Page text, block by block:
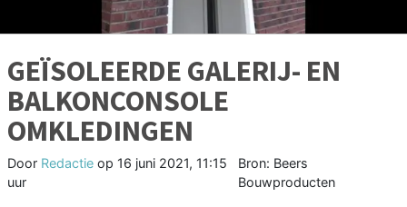
GEÏSOLEERDE GALERIJ- EN
BALKONCONSOLE
OMKLEDINGEN
Door Redactie op 16 juni 2021, 11:15
uur
Bron: Beers
Bouwproducten